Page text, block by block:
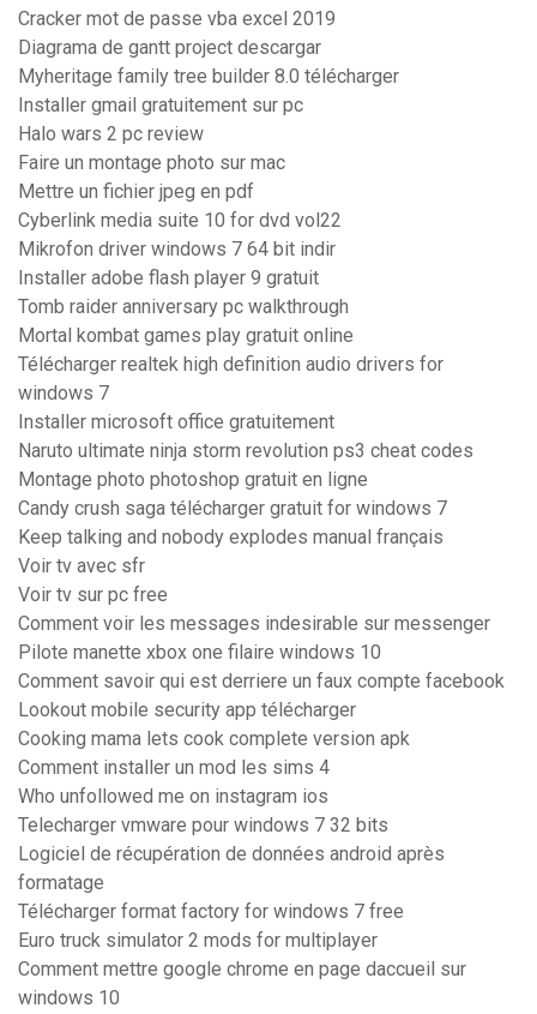
Cracker mot de passe vba excel 2019
Diagrama de gantt project descargar
Myheritage family tree builder 8.0 télécharger
Installer gmail gratuitement sur pc
Halo wars 2 pc review
Faire un montage photo sur mac
Mettre un fichier jpeg en pdf
Cyberlink media suite 10 for dvd vol22
Mikrofon driver windows 7 64 bit indir
Installer adobe flash player 9 gratuit
Tomb raider anniversary pc walkthrough
Mortal kombat games play gratuit online
Télécharger realtek high definition audio drivers for
windows 7
Installer microsoft office gratuitement
Naruto ultimate ninja storm revolution ps3 cheat codes
Montage photo photoshop gratuit en ligne
Candy crush saga télécharger gratuit for windows 7
Keep talking and nobody explodes manual français
Voir tv avec sfr
Voir tv sur pc free
Comment voir les messages indesirable sur messenger
Pilote manette xbox one filaire windows 10
Comment savoir qui est derriere un faux compte facebook
Lookout mobile security app télécharger
Cooking mama lets cook complete version apk
Comment installer un mod les sims 4
Who unfollowed me on instagram ios
Telecharger vmware pour windows 7 32 bits
Logiciel de récupération de données android après
formatage
Télécharger format factory for windows 7 free
Euro truck simulator 2 mods for multiplayer
Comment mettre google chrome en page daccueil sur
windows 10